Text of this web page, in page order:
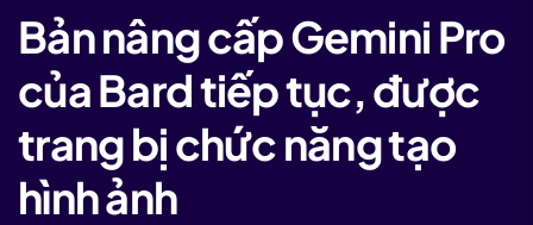
Bản nâng cấp Gemini Pro
của Bard tiếp tục, được
trang bị chức năng tạo
hình ảnh